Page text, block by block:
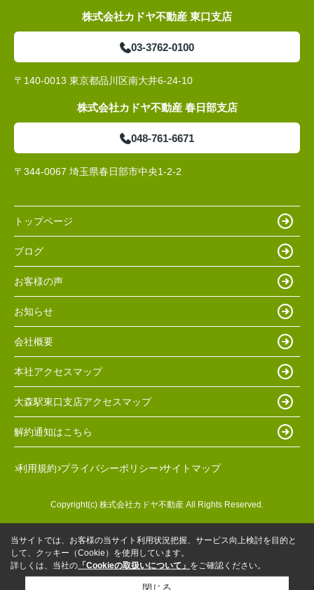
株式会社カドヤ不動産 東口支店
03-3762-0100
〒140-0013 東京都品川区南大井6-24-10
株式会社カドヤ不動産 春日部支店
048-761-6671
〒344-0067 埼玉県春日部市中央1-2-2
トップページ
ブログ
お客様の声
お知らせ
会社概要
本社アクセスマップ
大森駅東口支店アクセスマップ
解約通知はこちら
利用規約 プライバシーポリシー サイトマップ
Copyright(c) 株式会社カドヤ不動産 All Rights Reserved.
当サイトでは、お客様の当サイト利用状況把握、サービス向上検討を目的と
して、クッキー（Cookie）を使用しています。
詳しくは、当社の 「Cookieの取扱いについて」 をご確認ください。
閉じる